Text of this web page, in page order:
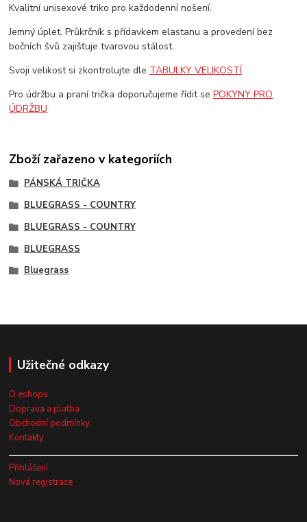
Kvalitní unisexové triko pro každodenní nošení.
Jemný úplet. Průkrčník s přídavkem elastanu a provedení bez
bočních švů zajišťuje tvarovou stálost.
Svoji velikost si zkontrolujte dle TABULKY VELIKOSTÍ
Pro údržbu a praní trička doporučujeme řídit sePOKYNY PRO
ÚDRŽBU
Zboží zařazeno v kategoriích
PÁNSKÁ TRIČKA
BLUEGRASS - COUNTRY
BLUEGRASS - COUNTRY
BLUEGRASS
Bluegrass
Užitečné odkazy
O eshopu
Doprava a platba
Obchodní podmínky
Kontakty
Přihlášení
Nová registrace